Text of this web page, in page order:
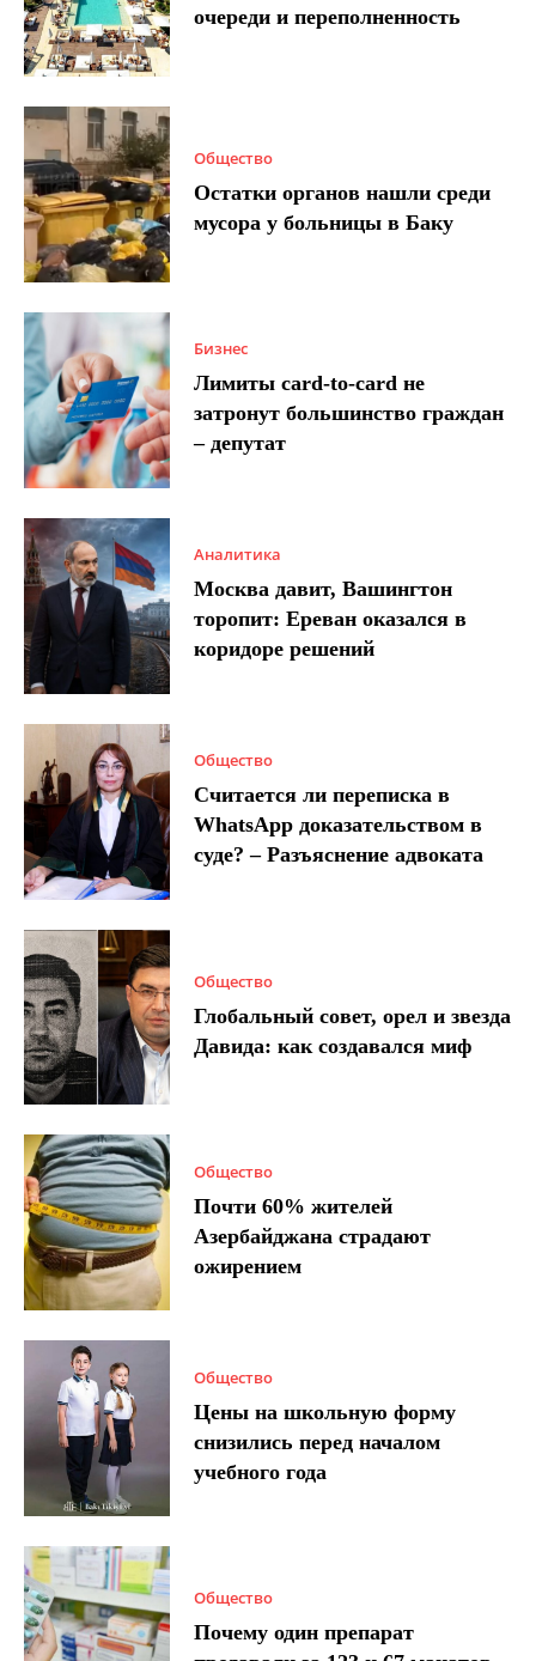
очереди и переполненность
Общество
Остатки органов нашли среди
мусора у больницы в Баку
Бизнес
Лимиты card-to-card не
затронут большинство граждан
– депутат
Аналитика
Москва давит, Вашингтон
торопит: Ереван оказался в
коридоре решений
Общество
Считается ли переписка в
WhatsApp доказательством в
суде? – Разъяснение адвоката
Общество
Глобальный совет, орел и звезда
Давида: как создавался миф
Общество
Почти 60% жителей
Азербайджана страдают
ожирением
Общество
Цены на школьную форму
снизились перед началом
учебного года
Общество
Почему один препарат